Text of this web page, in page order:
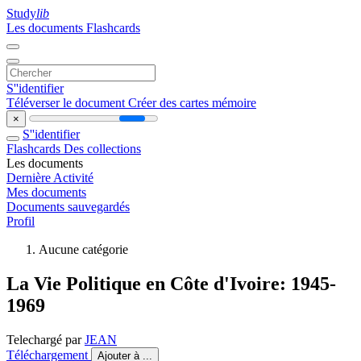
Studylib
Les documents Flashcards
S''identifier
Téléverser le document Créer des cartes mémoire
×
S''identifier
Flashcards Des collections
Les documents
Dernière Activité
Mes documents
Documents sauvegardés
Profil
Aucune catégorie
La Vie Politique en Côte d'Ivoire: 1945-
1969
Telechargé parJEAN
Téléchargement
Ajouter à ...